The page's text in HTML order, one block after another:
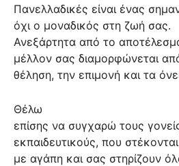
Πανελλαδικές είναι ένας
όχι ο μοναδικός στη ζωή σας.
Ανεξάρτητα από το
μέλλον σας διαμορφώνεται
θέληση, την επιμονή και τα
Θέλω
επίσης να συγχαρώ τους
εκπαιδευτικούς, που
με αγάπη και σας στηρίζουν